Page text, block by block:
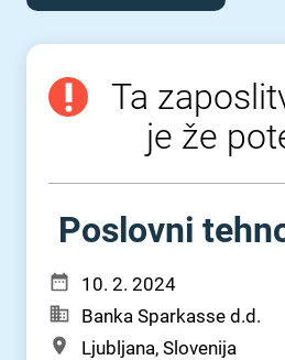
Ta
je že
Poslovni
10. 2. 2024
Banka Sparkasse d.d.
Ljubljana, Slovenija